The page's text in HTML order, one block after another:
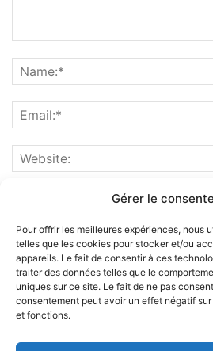
Gérer le
Pour offrir les meilleures expériences, nous
telles que les cookies pour stocker et/ou
appareils. Le fait de consentir à ces
traiter des données telles que le
uniques sur ce site. Le fait de ne pas
consentement peut avoir un effet négatif
et fonctions.
ABOUT